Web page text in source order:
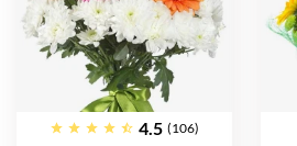
4.5 (106)